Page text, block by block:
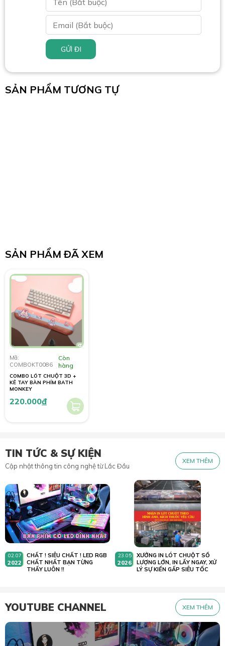
GỬI ĐI
SẢN PHẨM TƯƠNG TỰ
SẢN PHẨM ĐÃ XEM
Mã:
COMBOKT0086
Còn
hàng
COMBO LÓT CHUỘT 3D +
KÊ TAY BÀN PHÍM BATH
MONKEY
220.000đ
TIN TỨC & SỰ KIỆN
Cập nhật thông tin công nghệ từ Lắc Đầu
XEM THÊM
02.07
2022
CHẤT ! SIÊU CHẤT ! LED RGB
CHẤT NHẤT BẠN TỪNG
THẤY LUÔN !!
23.05
2026
XƯỞNG IN LÓT CHUỘT SỐ
LƯỢNG LỚN, IN LẤY NGAY, XỬ
LÝ SỰ KIẾN GẤP SIÊU TỐC
YOUTUBE CHANNEL XEM THÊM